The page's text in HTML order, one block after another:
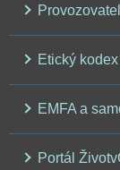
Etický kodex
EMFA a
Portál